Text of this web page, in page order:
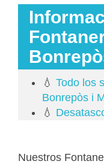
💧 Todo los
Bonrepòs i
💧
Nuestros